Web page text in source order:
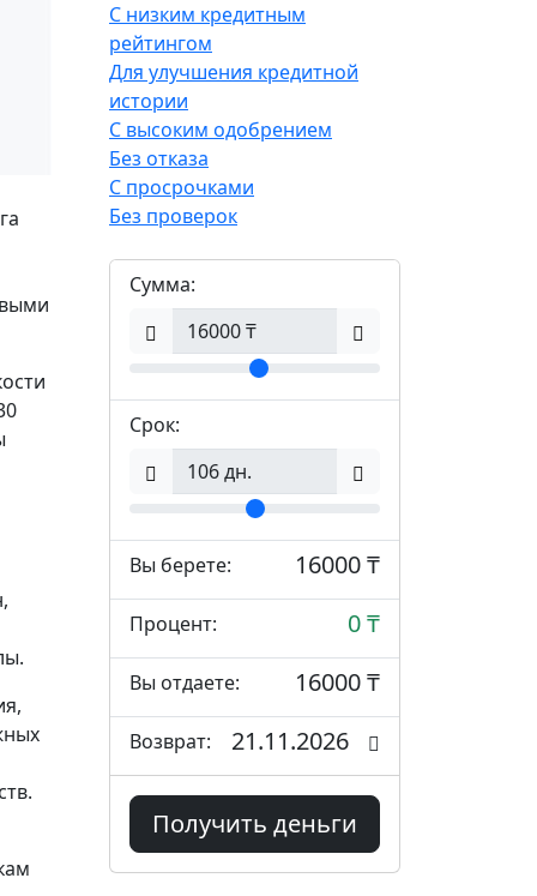
С низким кредитным
рейтингом
Для улучшения кредитной
истории
С высоким одобрением
Без отказа
С просрочками
Без проверок
Сумма:
Срок:
Вы берете: 16000 ₸
Процент: 0 ₸
Вы отдаете: 16000 ₸
Возврат: 21.11.2026
Получить деньги